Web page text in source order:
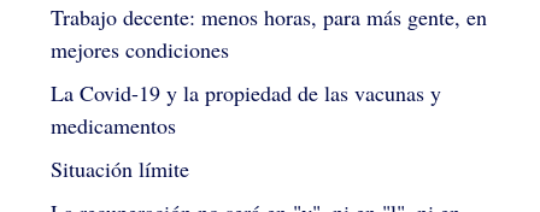
Trabajo decente: menos horas, para más gente, en
mejores condiciones
La Covid-19 y la propiedad de las vacunas y
medicamentos
Situación límite